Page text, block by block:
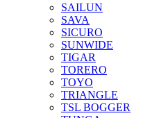
SAILUN
SAVA
SICURO
SUNWIDE
TIGAR
TORERO
TOYO
TRIANGLE
TSL BOGGER